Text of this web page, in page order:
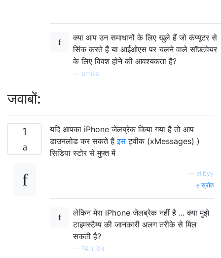
क्या आप उन समाधानों के लिए खुले हैं जो कंप्यूटर से
सिंक करते हैं या आईओएस पर चलने वाले सॉफ़्टवेयर
के लिए विवश होने की आवश्यकता है?
bmike
जवाबों:
1
यदि आपका iPhone जेलब्रेक किया गया है तो आप
डाउनलोड कर सकते हैंइसट्वीक (xMessages) )
सिडिया स्टोर से मुफ्त में
elibyy
स्रोत
लेकिन मेरा iPhone जेलब्रेक नहीं है ... क्या मुझे
टाइमस्टैम्प की जानकारी अलग तरीके से मिल
सकती है?
— FALL3N